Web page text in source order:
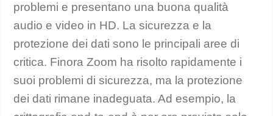
problemi e presentano una buona qualità
audio e video in HD. La sicurezza e la
protezione dei dati sono le principali aree di
critica. Finora Zoom ha risolto rapidamente i
suoi problemi di sicurezza, ma la protezione
dei dati rimane inadeguata. Ad esempio, la